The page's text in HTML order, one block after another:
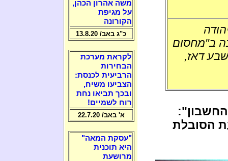
תמיכה ב"מחסום
שבע דאז,
הסובלת
משה אהרון הכהן,
על מגיפת
הקורונה
כ"ג באב/ 13.8.20
לקראת מערכת
הבחירות
הרביעית לכנסת:
הצביעו משיח,
ובכך תביאו נחת
רוח לשמיים!
א' באב/ 22.7.20
"עסקת המאה"
היא תוכנית
מרושעת